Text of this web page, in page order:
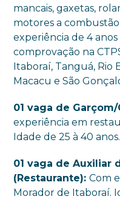
mancais, gaxetas,
motores a
experiência de 4
comprovação na
Itaboraí, Tanguá, Rio
Macacu e São
01 vaga de
experiência em
Idade de 25 à 40 anos.
01 vaga de Auxiliar
(Restaurante):Com
Morador de Itaboraí.